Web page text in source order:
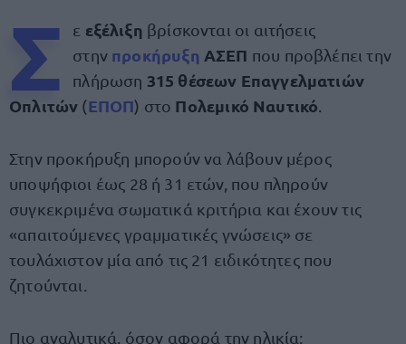
Σ ε εξέλιξη βρίσκονται οι αιτήσεις
στην προκήρυξη ΑΣΕΠ που προβλέπει την
πλήρωση 315 θέσεων Επαγγελματιών
Οπλιτών (ΕΠΟΠ) στο Πολεμικό Ναυτικό
Στην προκήρυξη μπορούν να λάβουν μέρος
υποψήφιοι έως 28 ή 31 ετών, που πληρούν
συγκεκριμένα σωματικά κριτήρια και έχουν τις
«απαιτούμενες γραμματικές γνώσεις» σε
τουλάχιστον μία από τις 21 ειδικότητες που
ζητούνται.
Πιο αναλυτικά, όσον αφορά την ηλικία: